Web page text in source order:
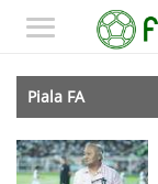
Piala FA